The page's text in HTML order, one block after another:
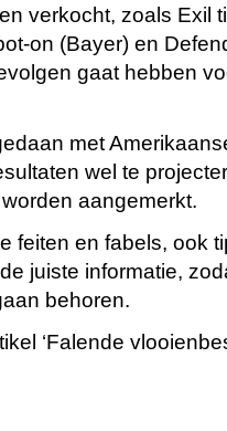
verkocht, zoals Exil
on (Bayer) en
gaat hebben
met
wel te
aangemerkt.
feiten en fabels, ook
juiste informatie,
behoren.
‘Falende